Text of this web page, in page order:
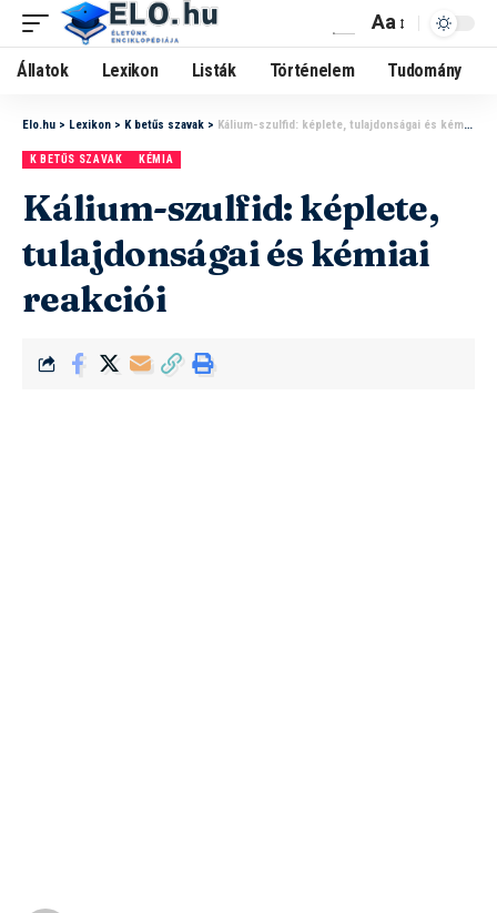
Aa
Állatok Lexikon Listák Történelem Tudomány
Elo.hu > Lexikon > K betűs szavak > Kálium-szulfid: képlete, tulajdonságai és kémiai reakciói
K BETŰS SZAVAK KÉMIA
Kálium-szulfid: képlete,
tulajdonságai és kémiai
reakciói